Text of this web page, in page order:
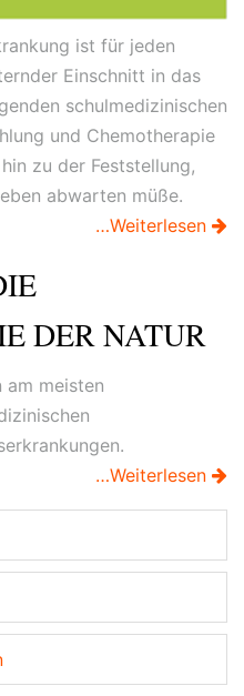
ist für jeden
Einschnitt in das
schulmedizinischen
und Chemotherapie
zu der Feststellung,
abwarten müße.
…Weiterlesen
DER NATUR
meisten
…Weiterlesen